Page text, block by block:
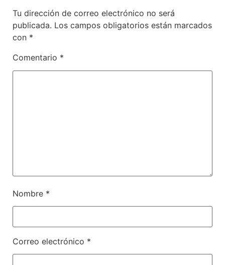
Tu dirección de correo electrónico no será
publicada. Los campos obligatorios están marcados
con *
Comentario *
Nombre *
Correo electrónico *